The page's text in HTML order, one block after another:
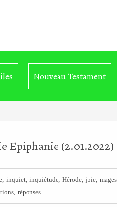
Nouveau Testament
Epiphanie (2.01.2022)
inquiet inquiétude Hérode joie mages
réponses